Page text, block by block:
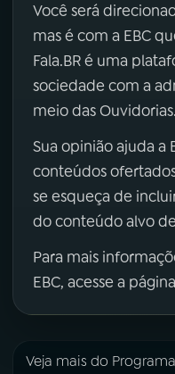
Você será
mas é com a EBC
Fala.BR é uma
sociedade com a
meio das Ouvidorias.
Sua opinião ajuda a
conteúdos
se esqueça de
do conteúdo alvo
Para mais
EBC, acesse a
Veja mais do Programa